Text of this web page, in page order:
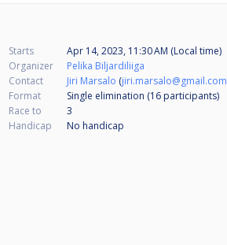
Starts
Apr 14, 2023, 11:30 AM (Local time)
Organizer
Pelika Biljardiliiga
Contact
Jiri Marsalo (jiri.marsalo@gmail.com
Format
Single elimination (16 participants)
Race to
3
Handicap
No handicap